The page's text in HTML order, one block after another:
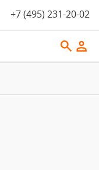
+7 (495) 231-20-02